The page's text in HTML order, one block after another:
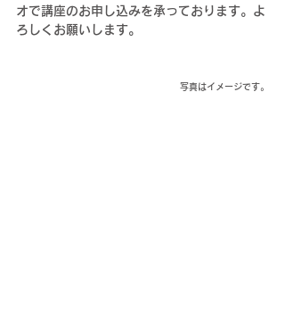
オで講座のお申し込みを承っております。よ
ろしくお願いします。
写真はイメージです。